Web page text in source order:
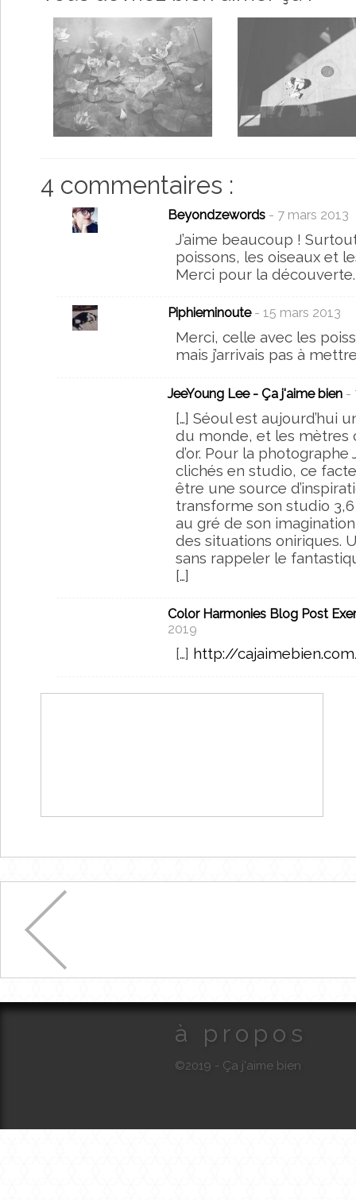
4 commentaires :
Beyondzewords - 7 mars 2013
J’aime beaucoup !
poissons, les oiseaux et
Merci pour la découverte.
Piphieminoute - 15 mars 2013
Merci, celle avec les
mais j’arrivais pas à
JeeYoung Lee - Ça j'aime bien -
[…] Séoul est aujourd’hui
du monde, et les mètres
d’or. Pour la
clichés en studio, ce
être une source
transforme son studio
au gré de son
des situations oniriques.
sans rappeler le
[…]
Color Harmonies Blog Post
2019
[…] http://
à propos
©2019 - Ça j'aime bien